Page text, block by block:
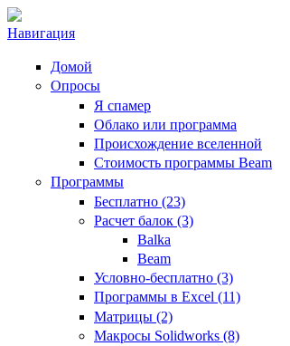
Навигация
Домой
Опросы
Я спамер
Облако или программа
Происхождение вселенной
Стоимость программы Beam
Программы
Бесплатно (23)
Расчет балок (3)
Balka
Beam
Условно-бесплатно (3)
Программы в Excel (11)
Матрицы (2)
Макросы Solidworks (8)